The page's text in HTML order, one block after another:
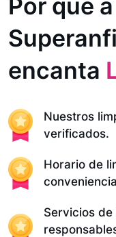
Por qué
encanta
Nuestros
verificados.
Horario de
conveniencia
Servicios